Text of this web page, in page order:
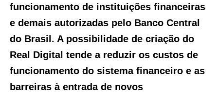
funcionamento de instituições financeiras
e demais autorizadas pelo Banco Central
do Brasil. A possibilidade de criação do
Real Digital tende a reduzir os custos de
funcionamento do sistema financeiro e as
barreiras à entrada de novos